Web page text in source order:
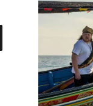
SEARCH